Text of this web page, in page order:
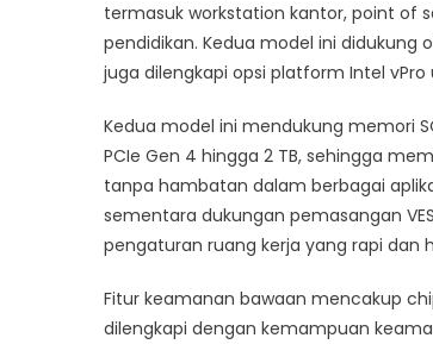
termasuk workstation kantor, point of
pendidikan. Kedua model ini didukung
juga dilengkapi opsi platform Intel
Kedua model ini mendukung memori
PCIe Gen 4 hingga 2 TB, sehingga
tanpa hambatan dalam berbagai
sementara dukungan pemasangan
pengaturan ruang kerja yang rapi dan
Fitur keamanan bawaan mencakup
dilengkapi dengan kemampuan